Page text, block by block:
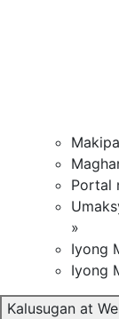
Portal
»
Iyong
Iyong
Kalusugan at